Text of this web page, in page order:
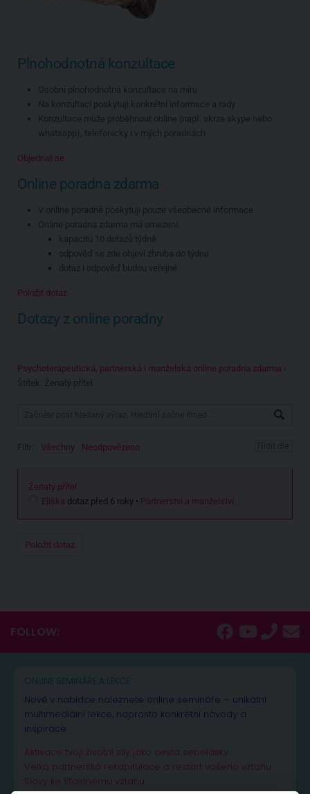
Plnohodnotná konzultace
Osobní plnohodnotná konzultace na míru
Na konzultaci poskytuji konkrétní informace a rady
Konzultace může proběhnout online (např. skrze skype nebo
whatsapp), telefonicky i v mých poradnách
Objednat se
Online poradna zdarma
V online poradně poskytuji pouze všeobecné informace
Online poradna zdarma má omezení:
kapacitu 10 dotazů týdně
odpověď se zde objeví zhruba do týdne
dotaz i odpověď budou veřejné
Položit dotaz
Dotazy z online poradny
Psychoterapeutická, partnerská i manželská online poradna zdarma ›
Štítek: Ženatý přítel
Filtr: Všechny Neodpovězeno
Ženatý přítel
Eliška dotaz před 6 roky • Partnerství a manželství
Položit dotaz
FOLLOW:
ONLINE SEMINÁŘE A LEKCE
Nově v nabídce naleznete online semináře – unikátní
multimediální lekce, naprosto konkrétní návody a
inspirace.
Aktivace tvojí životní síly jako cesta sebelásky
Velká partnerská rekapitulace a restart vašeho vztahu
Slovy ke šťastnému vztahu